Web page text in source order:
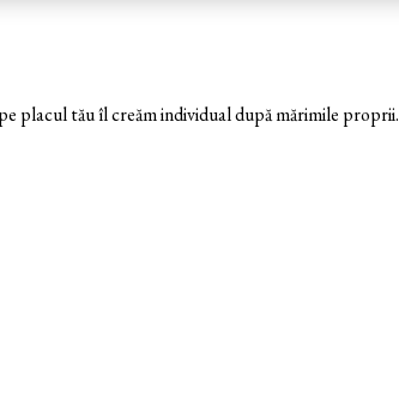
placul tău îl creăm individual după mărimile proprii.